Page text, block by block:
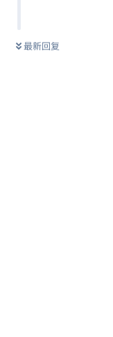
最新回复